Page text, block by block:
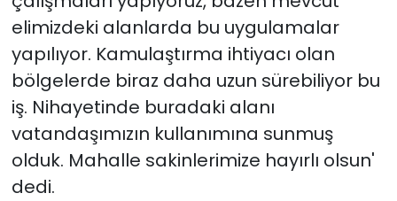
elimizdeki alanlarda bu uygulamalar
yapılıyor. Kamulaştırma ihtiyacı olan
bölgelerde biraz daha uzun sürebiliyor bu
iş. Nihayetinde buradaki alanı
vatandaşımızın kullanımına sunmuş
olduk. Mahalle sakinlerimize hayırlı olsun'
dedi.